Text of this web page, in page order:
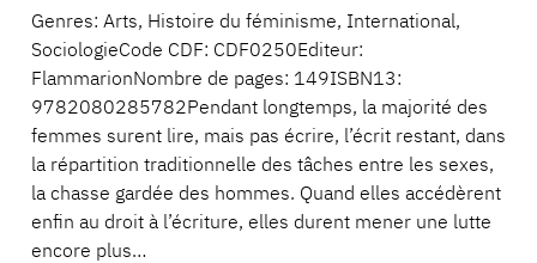
Genres: Arts, Histoire du féminisme, International,
SociologieCode CDF: CDF0250Editeur:
FlammarionNombre de pages: 149ISBN13:
9782080285782Pendant longtemps, la majorité des
femmes surent lire, mais pas écrire, l’écrit restant, dans
la répartition traditionnelle des tâches entre les sexes,
la chasse gardée des hommes. Quand elles accédèrent
enfin au droit à l’écriture, elles durent mener une lutte
encore plus…